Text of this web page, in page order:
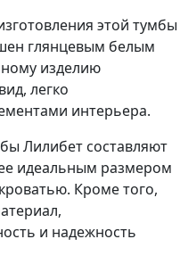
этой тумбы
глянцевым белым
изделию
легко
интерьера.
Лилибет составляют
идеальным размером
Кроме того,
и надежность